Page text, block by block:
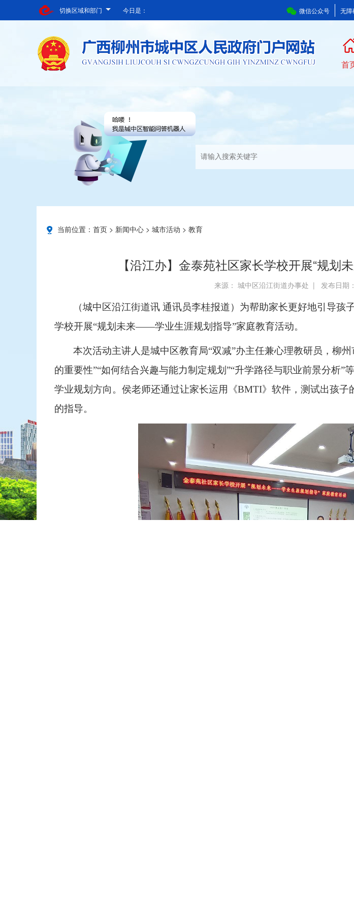
切换区域和部门 微信公众号 无障
今日是：
首
当前位置： 首页 > 新闻中心 > 城市活动 > 教育
【沿江办】金泰苑社区家长学校开展“规
来源： 城中区沿江街道办事处 | 发布日
（城中区沿江街道讯 通讯员李桂报道） 为帮助家长更好地引导孩
学校开展“规划未来——学业生涯规划指导”家庭教育活动。
本次活动主讲人是城中区教育局“双减”办主任兼心理教研员，柳
的重要性”“如何结合兴趣与能力制定规划”“升学路径与职业前景分析”
学业规划方向 。侯老师还通过让家长运用《BMTI》软件，测试出孩子
的指导。